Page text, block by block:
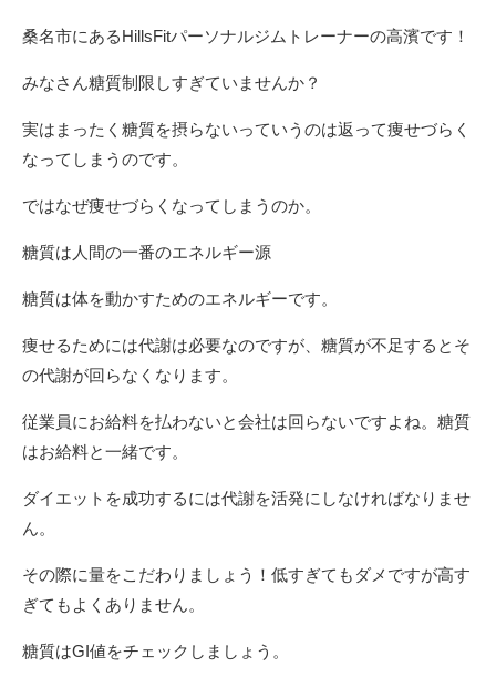
桑名市にあるHillsFitパーソナルジムトレーナーの高濱です！
みなさん糖質制限しすぎていませんか？
実はまったく糖質を摂らないっていうのは返って痩せづらく
なってしまうのです。
ではなぜ痩せづらくなってしまうのか。
糖質は人間の一番のエネルギー源
糖質は体を動かすためのエネルギーです。
痩せるためには代謝は必要なのですが、糖質が不足するとそ
の代謝が回らなくなります。
従業員にお給料を払わないと会社は回らないですよね。糖質
はお給料と一緒です。
ダイエットを成功するには代謝を活発にしなければなりませ
ん。
その際に量をこだわりましょう！低すぎてもダメですが高す
ぎてもよくありません。
糖質はGI値をチェックしましょう。